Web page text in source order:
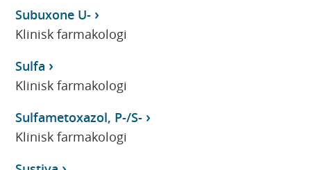
Subuxone U-
Klinisk farmakologi
Sulfa
Klinisk farmakologi
Sulfametoxazol, P-/S-
Klinisk farmakologi